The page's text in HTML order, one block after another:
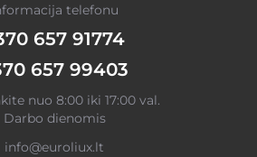
telefonu
657 91774
657 99403
nuo 8:00 iki 17:00 val.
Darbo dienomis
info@euroliux.lt